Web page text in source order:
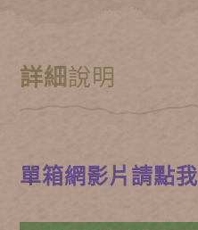
詳細說明
單箱網影片請點我